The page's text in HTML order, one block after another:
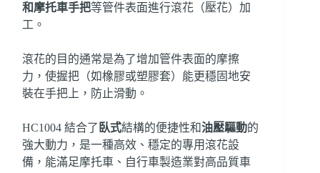
和摩托車手把等管件表面進行滾花（壓花）加
工。
滾花的目的通常是為了增加管件表面的摩擦
力，使握把（如橡膠或塑膠套）能更穩固地安
裝在手把上，防止滑動。
HC1004 結合了 臥式結構的便捷性和油壓驅動的
強大動力，是一種高效、穩定的專用滾花設
備，能滿足摩托車、自行車製造業對高品質車